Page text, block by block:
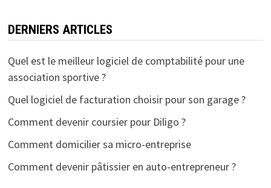
DERNIERS ARTICLES
Quel est le meilleur logiciel de comptabilité pour une
association sportive ?
Quel logiciel de facturation choisir pour son garage ?
Comment devenir coursier pour Diligo ?
Comment domicilier sa micro-entreprise
Comment devenir pâtissier en auto-entrepreneur ?